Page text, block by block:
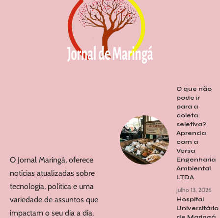
O Jornal Maringá, oferece
notícias atualizadas sobre
tecnologia, política e uma
variedade de assuntos que
impactam o seu dia a dia.
O que não
pode ir
para a
coleta
seletiva?
Aprenda
com a
Versa
Engenharia
Ambiental
LTDA
julho 13, 2026
Hospital
Universitário